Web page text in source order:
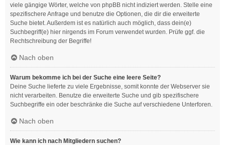
viele gängige Wörter, welche von phpBB nicht indiziert werden. Stelle eine
spezifischere Anfrage und benutze die Optionen, die dir die erweiterte
Suche bietet. Außerdem ist es natürlich auch möglich, dass dein(e)
Suchbegriff(e) hier nirgends im Forum verwendet wurden. Prüfe ggf. die
Rechtschreibung der Begriffe!
Nach oben
Warum bekomme ich bei der Suche eine leere Seite?
Deine Suche lieferte zu viele Ergebnisse, somit konnte der Webserver sie
nicht verarbeiten. Benutze die erweiterte Suche und gib spezifischere
Suchbegriffe ein oder beschränke die Suche auf verschiedene Unterforen.
Nach oben
Wie kann ich nach Mitgliedern suchen?